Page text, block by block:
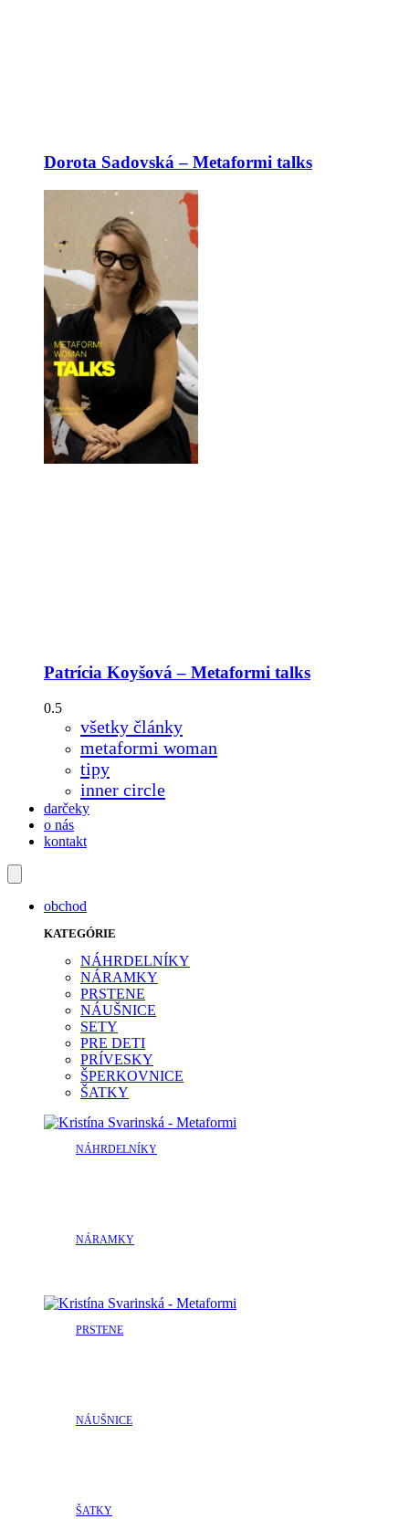
Dorota Sadovská – Metaformi talks
Patrícia Koyšová – Metaformi talks
všetky články
metaformi woman
tipy
inner circle
darčeky
o nás
kontakt
obchod
KATEGÓRIE
NÁHRDELNÍKY
NÁRAMKY
PRSTENE
NÁUŠNICE
SETY
PRE DETI
PRÍVESKY
ŠPERKOVNICE
ŠATKY
NÁHRDELNÍKY
NÁRAMKY
PRSTENE
NÁUŠNICE
ŠATKY